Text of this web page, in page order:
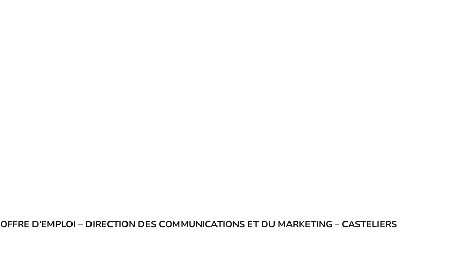
OFFRE D’EMPLOI – DIRECTION DES COMMUNICATIONS ET DU MARKETING – CASTELIERS